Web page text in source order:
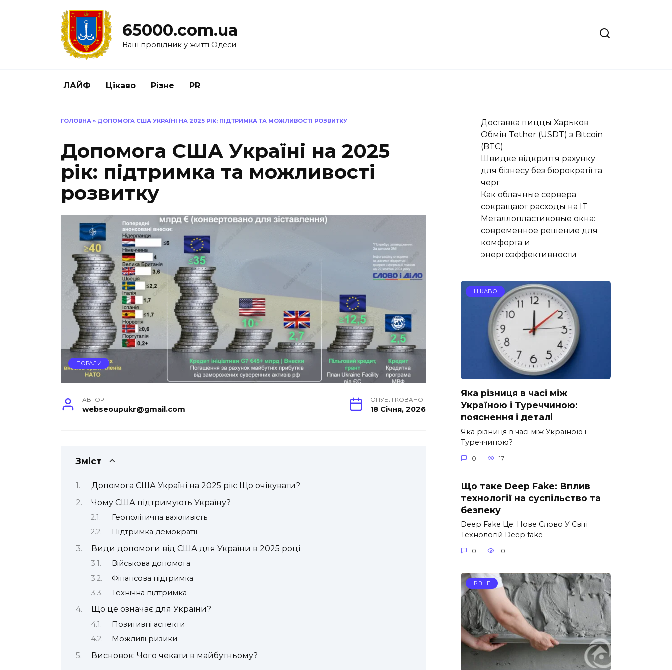
65000.com.ua
Ваш провідник у житті Одеси
ЛАЙФ Цікаво Різне PR
ГОЛОВНА » ДОПОМОГА США УКРАЇНІ НА 2025 РІК: ПІДТРИМКА ТА МОЖЛИВОСТІ РОЗВИТКУ
Допомога США Україні на 2025
рік: підтримка та можливості
розвитку
ПОРАДИ
АВТОР
webseoupukr@gmail.com
ОПУБЛІКОВАНО
18 Січня, 2026
Зміст
Допомога США Україні на 2025 рік: Що очікувати?
Чому США підтримують Україну?
Геополітична важливість
Підтримка демократії
Види допомоги від США для України в 2025 році
Військова допомога
Фінансова підтримка
Технічна підтримка
Що це означає для України?
Позитивні аспекти
Можливі ризики
Висновок: Чого чекати в майбутньому?
Доставка пиццы Харьков
Обмін Tether (USDT) з Bitcoin
(BTC)
Швидке відкриття рахунку
для бізнесу без бюрократії та
черг
Как облачные сервера
сокращают расходы на IT
Металлопластиковые окна:
современное решение для
комфорта и
энергоэффективности
ЦІКАВО
Яка різниця в часі між
Україною і Туреччиною:
пояснення і деталі
Яка різниця в часі між Україною і
Туреччиною?
0 17
Що таке Deep Fake: Вплив
технології на суспільство та
безпеку
Deep Fake Це: Нове Слово У Світі
Технологій Deep fake
0 10
РІЗНЕ